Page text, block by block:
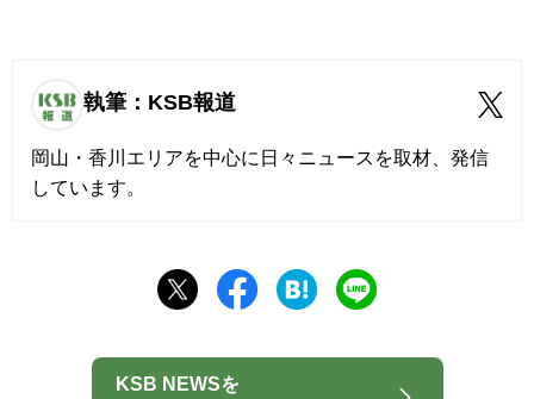
執筆：KSB報道
岡山・香川エリアを中心に日々ニュースを取材、発信
しています。
KSB NEWSを